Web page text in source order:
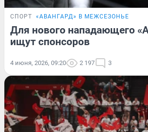
СПОРТ «АВАНГАРД» В МЕЖСЕЗОНЬЕ
Для нового нападающего
ищут спонсоров
4 июня, 2026, 09:20 2 197 3